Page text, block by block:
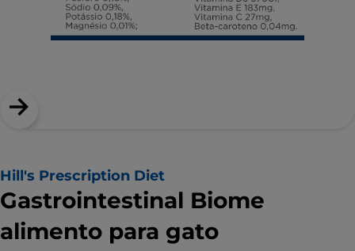
Hill's Prescription Diet
Gastrointestinal Biome
alimento para gato